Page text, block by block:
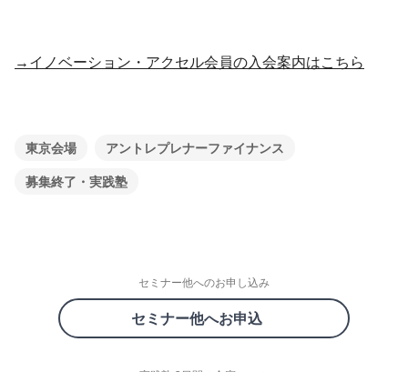
→イノベーション・アクセル会員の入会案内はこちら
東京会場
アントレプレナーファイナンス
募集終了・実践塾
セミナー他へのお申し込み
セミナー他へお申込